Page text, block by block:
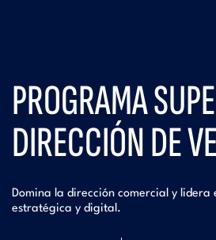
PROGRAMA
DIRECCIÓN DE
Domina la dirección comercial y lidera
estratégica y digital.